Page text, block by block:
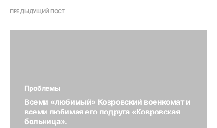
ПРЕДЫДУЩИЙ ПОСТ
Проблемы
Всеми «любимый» Ковровский военкомат и
всеми любимая его подруга «Ковровская
больница».